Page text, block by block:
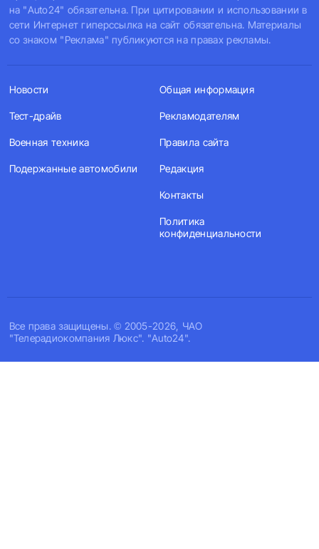
на "Auto24" обязательна. При цитировании и использовании в
сети Интернет гиперссылка на сайт обязательна. Материалы
со знаком "Реклама" публикуются на правах рекламы.
Все права защищены. © 2005-2026, ЧАО
"Телерадиокомпания Люкс". "Auto24".
Новости
Тест-драйв
Военная техника
Подержанные автомобили
Общая информация
Рекламодателям
Правила сайта
Редакция
Контакты
Политика
конфиденциальности